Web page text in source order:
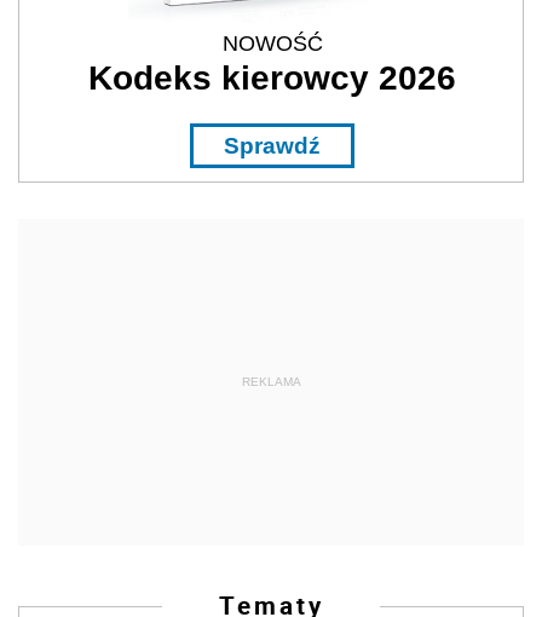
NOWOŚĆ
Kodeks kierowcy 2026
Sprawdź
REKLAMA
Tematy